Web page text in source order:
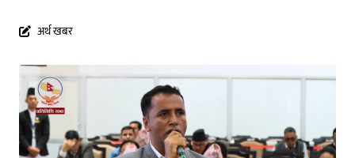
अर्थ खबर